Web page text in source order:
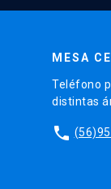
MESA
Teléfono
distintas
phone